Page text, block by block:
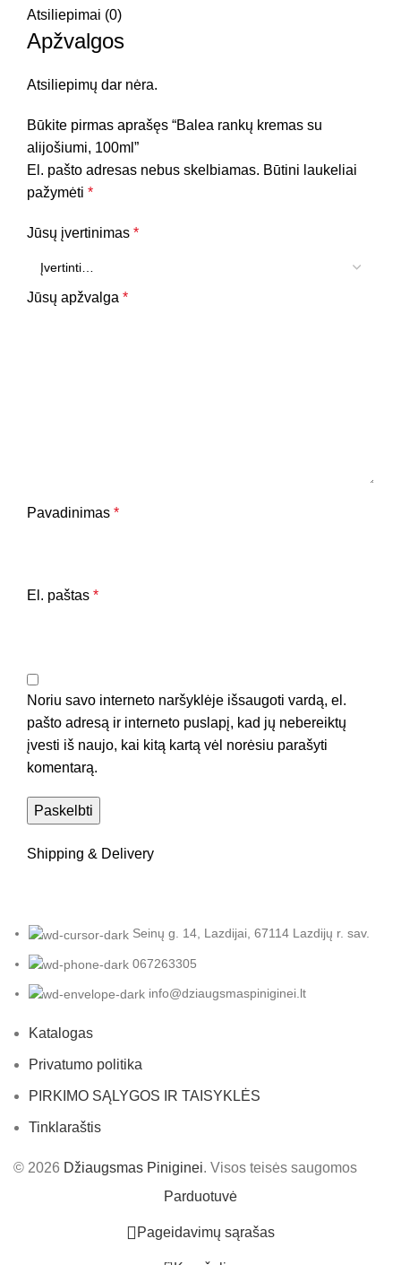
Atsiliepimai (0)
Apžvalgos
Atsiliepimų dar nėra.
Būkite pirmas aprašęs “Balea rankų kremas su
alijošiumi, 100ml”
El. pašto adresas nebus skelbiamas. Būtini laukeliai
pažymėti *
Jūsų įvertinimas *
Jūsų apžvalga *
Pavadinimas *
El. paštas *
Noriu savo interneto naršyklėje išsaugoti vardą, el.
pašto adresą ir interneto puslapį, kad jų nebereiktų
įvesti iš naujo, kai kitą kartą vėl norėsiu parašyti
komentarą.
Shipping & Delivery
Seinų g. 14, Lazdijai, 67114 Lazdijų r. sav.
067263305
info@dziaugsmaspiniginei.lt
Katalogas
Privatumo politika
PIRKIMO SĄLYGOS IR TAISYKLĖS
Tinklaraštis
© 2026 Džiaugsmas Piniginei. Visos teisės saugomos
Parduotuvė
Pageidavimų sąrašas
0